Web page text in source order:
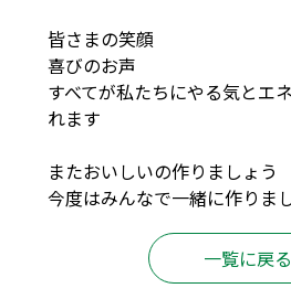
皆さまの笑顔
喜びのお声
すべてが私たちにやる気とエ
れます
またおいしいの作りましょう
今度はみんなで一緒に作り
一覧に戻る